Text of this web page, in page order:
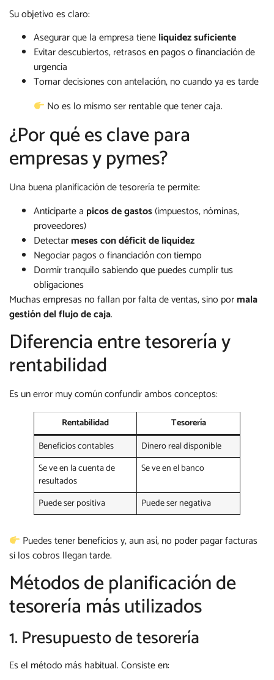
Su objetivo es claro:
Asegurar que la empresa tieneliquidez suficiente
Evitar descubiertos, retrasos en pagos o financiación de
urgencia
Tomar decisiones con antelación, no cuando ya es tarde
No es lo mismo ser rentable que tener caja.
¿Por qué es clave para
empresas y pymes?
Una buena planificación de tesorería te permite:
Anticiparte a picos de gastos(impuestos, nóminas,
proveedores)
Detectarmeses con déficit de liquidez
Negociar pagos o financiación con tiempo
Dormir tranquilo sabiendo que puedes cumplir tus
obligaciones
Muchas empresas no fallan por falta de ventas, sino pormala
gestión del flujo de caja.
Diferencia entre tesorería y
rentabilidad
Es un error muy común confundir ambos conceptos:
Rentabilidad
Tesorería
Beneficios contables
Dinero real disponible
Se ve en la cuenta de
resultados
Se ve en el banco
Puede ser positiva Puede ser negativa
Puedes tener beneficios y, aun así, no poder pagar facturas
si los cobros llegan tarde.
Métodos de planificación de
tesorería más utilizados
1. Presupuesto de tesorería
Es el método más habitual. Consiste en: